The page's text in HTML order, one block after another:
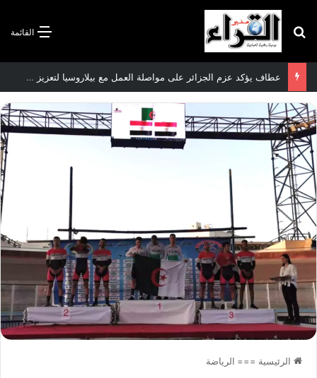
القائمة بحث عن
سعيود يشدد على إلزامية استكمال جميع عمليات تعويض متضرري حرائق الغابات قبل نهاية شهر أوت
الرئيسية === الرياضة